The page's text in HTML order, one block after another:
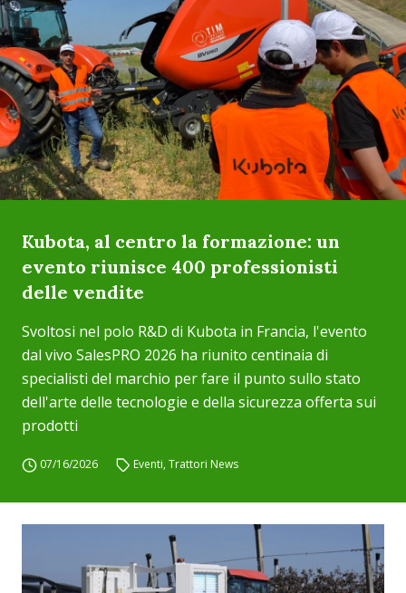
Kubota, al centro la formazione: un
evento riunisce 400 professionisti
delle vendite
Svoltosi nel polo R&D di Kubota in Francia, l'evento
dal vivo SalesPRO 2026 ha riunito centinaia di
specialisti del marchio per fare il punto sullo stato
dell'arte delle tecnologie e della sicurezza offerta sui
prodotti
07/16/2026 Eventi,Trattori News